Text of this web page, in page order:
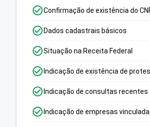
Confirmação de existência do
Dados cadastrais básicos
Situação na Receita Federal
Indicação de existência de
Indicação de consultas recentes
Indicação de empresas